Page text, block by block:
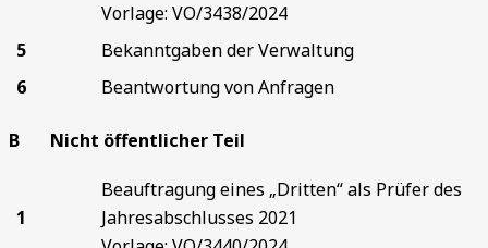
Vorlage: VO/3438/2024
5
Bekanntgaben der Verwaltung
6
Beantwortung von Anfragen
B Nicht öffentlicher Teil
1
Beauftragung eines „Dritten“ als Prüfer des
Jahresabschlusses 2021